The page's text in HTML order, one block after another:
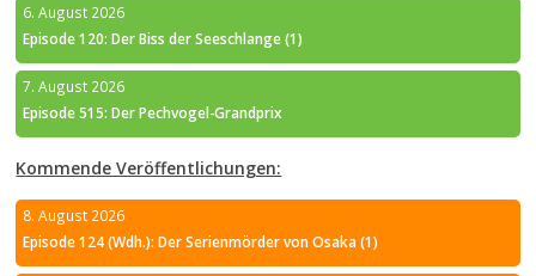
6. August 2026
Episode 120: Der Biss der Seeschlange (1)
7. August 2026
Episode 515: Der Pechvogel-Grandprix
Kommende Veröffentlichungen:
8. August 2026
Episode 124 (Wdh.): Der Serienmörder von Osaka (1)